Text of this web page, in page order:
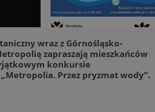
wraz z Górnośląsko-
zapraszają mieszkańców
konkursie
Przez pryzmat wody”.